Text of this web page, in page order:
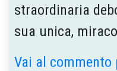
straordinaria
sua unica,
Vai al commento